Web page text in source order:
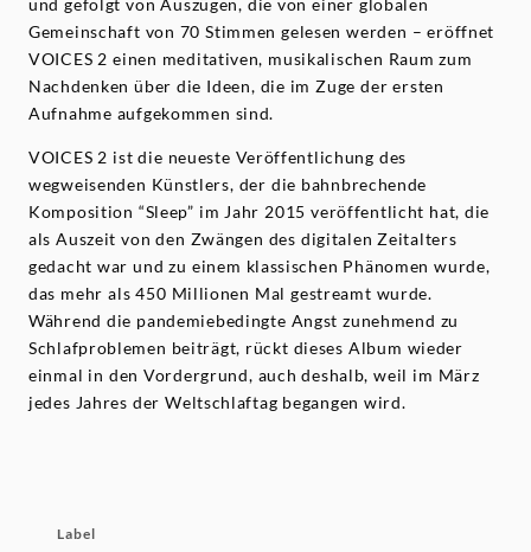
und gefolgt von Auszügen, die von einer globalen
Gemeinschaft von 70 Stimmen gelesen werden – eröffnet
VOICES 2 einen meditativen, musikalischen Raum zum
Nachdenken über die Ideen, die im Zuge der ersten
Aufnahme aufgekommen sind.
VOICES 2 ist die neueste Veröffentlichung des
wegweisenden Künstlers, der die bahnbrechende
Komposition “Sleep” im Jahr 2015 veröffentlicht hat, die
als Auszeit von den Zwängen des digitalen Zeitalters
gedacht war und zu einem klassischen Phänomen wurde,
das mehr als 450 Millionen Mal gestreamt wurde.
Während die pandemiebedingte Angst zunehmend zu
Schlafproblemen beiträgt, rückt dieses Album wieder
einmal in den Vordergrund, auch deshalb, weil im März
jedes Jahres der Weltschlaftag begangen wird.
Label